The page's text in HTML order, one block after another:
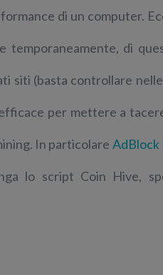
di un computer.
di
siti (basta controllare
per mettere a
In particolare AdBlock
lo script Coin Hive,